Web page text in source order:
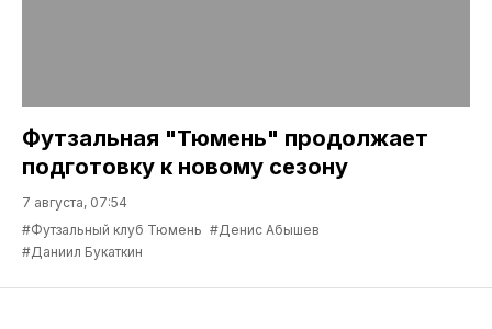
Футзальная "Тюмень" продолжает
подготовку к новому сезону
7 августа, 07:54
#Футзальный клуб Тюмень #Денис Абышев
#Даниил Букаткин